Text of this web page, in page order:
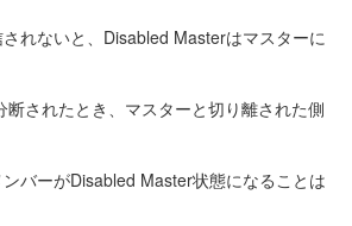
れないと、Disabled Masterはマスターに
されたとき、マスターと切り離された側
バーがDisabled Master状態になることは